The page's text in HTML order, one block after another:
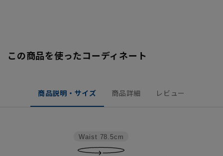
この商品を使ったコーディネート
商品説明・サイズ 商品詳細 レビュー
Waist 78.5cm